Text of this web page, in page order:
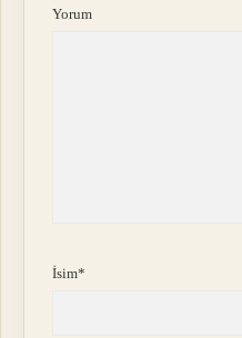
Yorum
İsim*